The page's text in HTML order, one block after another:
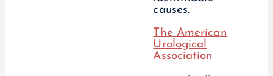
causes.
The American
Urological
Association